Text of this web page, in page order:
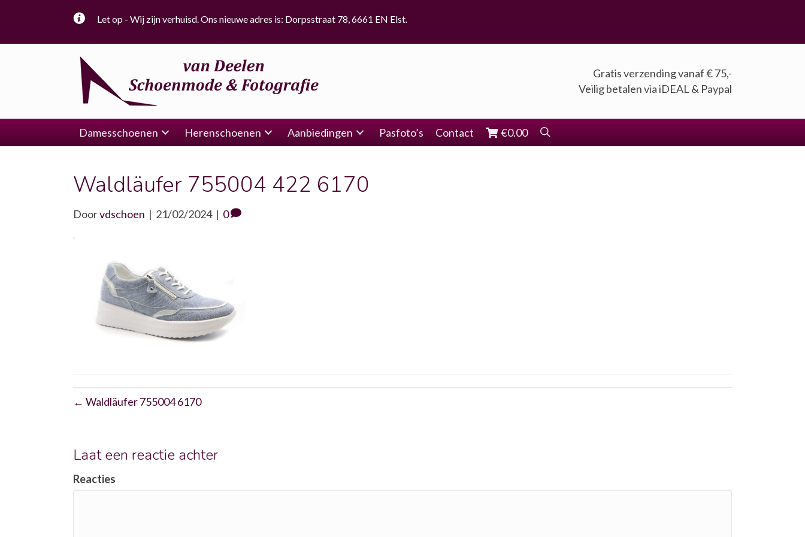
Let op - Wij zijn verhuisd. Ons nieuwe adres is: Dorpsstraat 78, 6661 EN Elst.
Gratis verzending vanaf € 75,-
Veilig betalen via iDEAL & Paypal
Damesschoenen Herenschoenen Aanbiedingen Pasfoto’s Contact €0.00
Waldläufer 755004 422 6170
Doorvdschoen | 21/02/2024 | 0
← Waldläufer 755004 6170
Laat een reactie achter
Reacties